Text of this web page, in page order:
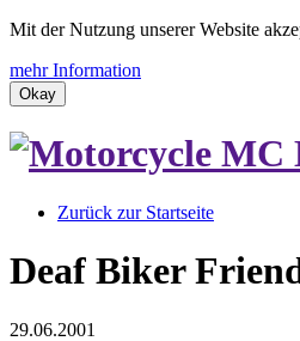
Mit der Nutzung unserer Website
mehr Information
Okay
Zurück zur Startseite
Deaf Biker
29.06.2001